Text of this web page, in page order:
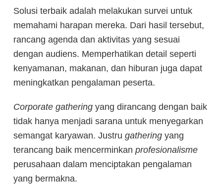
Solusi terbaik adalah melakukan survei untuk
memahami harapan mereka. Dari hasil tersebut,
rancang agenda dan aktivitas yang sesuai
dengan audiens. Memperhatikan detail seperti
kenyamanan, makanan, dan hiburan juga dapat
meningkatkan pengalaman peserta.
Corporate gathering yang dirancang dengan baik
tidak hanya menjadi sarana untuk menyegarkan
semangat karyawan. Justru gathering yang
terancang baik mencerminkan profesionalisme
perusahaan dalam menciptakan pengalaman
yang bermakna.